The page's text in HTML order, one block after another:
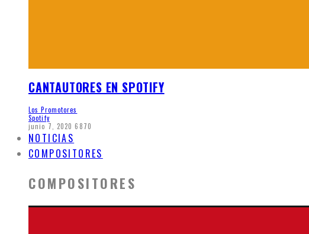
CANTAUTORES EN SPOTIFY
Los Promotores
Spotify
junio 7, 2020 6870
NOTICIAS
COMPOSITORES
COMPOSITORES